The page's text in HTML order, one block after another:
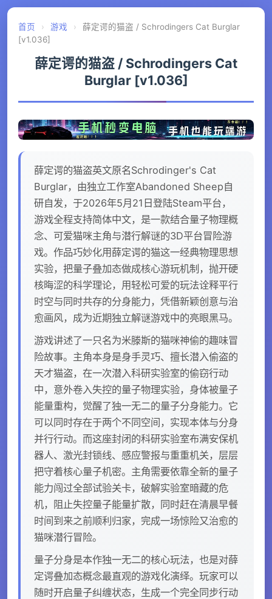
首页 › 游戏 ›
薛定谔的猫盗 / Schrodingers Cat Burglar
[v1.036]
薛定谔的猫盗 / Schrodingers Cat
Burglar [v1.036]
薛定谔的猫盗英文原名Schrodinger's Cat
Burglar，由独立工作室Abandoned Sheep自
研自发，于2026年5月21日登陆Steam平台，
游戏全程支持简体中文，是一款结合量子物理概
念、可爱猫咪主角与潜行解谜的3D平台冒险游
戏。作品巧妙化用薛定谔的猫这一经典物理思想
实验，把量子叠加态做成核心游玩机制，抛开硬
核晦涩的科学理论，用轻松可爱的玩法诠释平行
时空与同时共存的分身能力，凭借新颖创意与治
愈画风，成为近期独立解谜游戏中的亮眼黑马。
游戏讲述了一只名为米滕斯的猫咪神偷的趣味冒
险故事。主角本身是身手灵巧、擅长潜入偷盗的
天才猫盗，在一次潜入科研实验室的偷窃行动
中，意外卷入失控的量子物理实验，身体被量子
能量重构，觉醒了独一无二的量子分身能力。它
可以同时存在于两个不同空间，实现本体与分身
并行行动。而这座封闭的科研实验室布满安保机
器人、激光封锁线、感应警报与重重机关，层层
把守着核心量子机密。主角需要依靠全新的量子
能力闯过全部试验关卡，破解实验室暗藏的危
机，阻止失控量子能量扩散，同时赶在清晨早餐
时间到来之前顺利归家，完成一场惊险又治愈的
猫咪潜行冒险。
量子分身是本作独一无二的核心玩法，也是对薛
定谔叠加态概念最直观的游戏化演绎。玩家可以
随时开启量子纠缠状态，生成一个完全同步行动